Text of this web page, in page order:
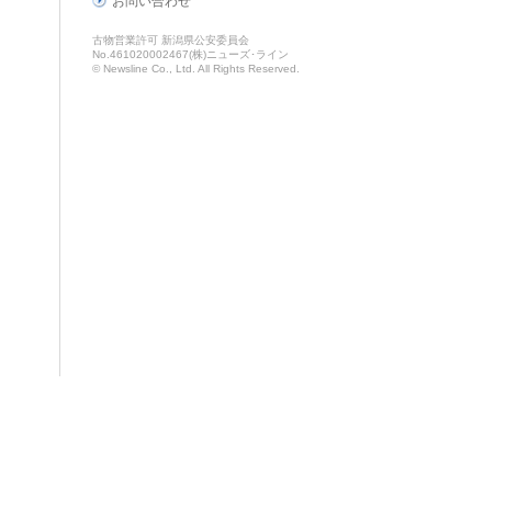
古物営業許可 新潟県公安委員会
No.461020002467(株)ニューズ･ライン
© Newsline Co., Ltd. All Rights Reserved.